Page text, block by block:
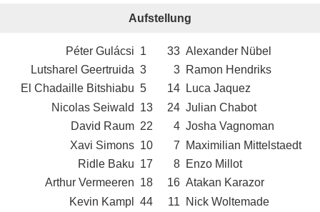
Aufstellung
Péter Gulácsi 1 33 Alexander Nübel
Lutsharel Geertruida 3 3 Ramon Hendriks
El Chadaille Bitshiabu 5 14 Luca Jaquez
Nicolas Seiwald
13 24 Julian Chabot
David Raum 22 4 Josha Vagnoman
Xavi Simons 10 7
Maximilian Mittelstaedt
Ridle Baku 17 8 Enzo Millot
Arthur Vermeeren 18 16 Atakan Karazor
Kevin Kampl
44 11
Nick Woltemade